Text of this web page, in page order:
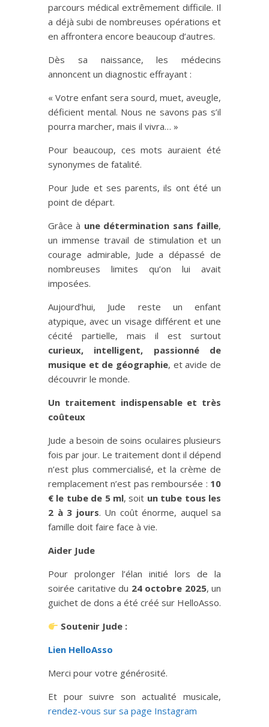
parcours médical extrêmement difficile. Il
a déjà subi de nombreuses opérations et
en affrontera encore beaucoup d’autres.
Dès sa naissance, les médecins
annoncent un diagnostic effrayant :
« Votre enfant sera sourd, muet, aveugle,
déficient mental. Nous ne savons pas s’il
pourra marcher, mais il vivra… »
Pour beaucoup, ces mots auraient été
synonymes de fatalité.
Pour Jude et ses parents, ils ont été un
point de départ.
Grâce à une détermination sans faille,
un immense travail de stimulation et un
courage admirable, Jude a dépassé de
nombreuses limites qu’on lui avait
imposées.
Aujourd’hui, Jude reste un enfant
atypique, avec un visage différent et une
cécité partielle, mais il est surtout
curieux, intelligent, passionné de
musique et de géographie, et avide de
découvrir le monde.
Un traitement indispensable et très
coûteux
Jude a besoin de soins oculaires plusieurs
fois par jour. Le traitement dont il dépend
n’est plus commercialisé, et la crème de
remplacement n’est pas remboursée : 10
€ le tube de 5 ml, soit un tube tous les
2 à 3 jours. Un coût énorme, auquel sa
famille doit faire face à vie.
Aider Jude
Pour prolonger l’élan initié lors de la
soirée caritative du 24 octobre 2025, un
guichet de dons a été créé sur HelloAsso.
Soutenir Jude :
Lien HelloAsso
Merci pour votre générosité.
Et pour suivre son actualité musicale,
rendez-vous sur sa page Instagram